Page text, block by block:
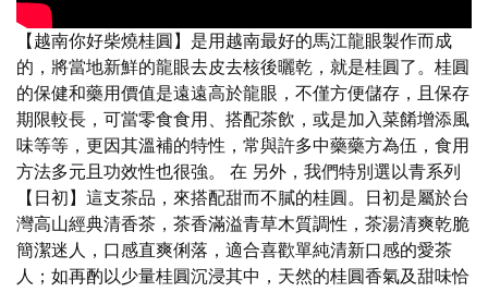
【越南你好柴燒桂圓】是用越南最好的馬江龍眼製作而成
的，將當地新鮮的龍眼去皮去核後曬乾，就是桂圓了。桂圓
的保健和藥用價值是遠遠高於龍眼，不僅方便儲存，且保存
期限較長，可當零食食用、搭配茶飲，或是加入菜餚增添風
味等等，更因其溫補的特性，常與許多中藥藥方為伍，食用
方法多元且功效性也很強。 在 另外，我們特別選以青系列
【日初】這支茶品，來搭配甜而不膩的桂圓。日初是屬於台
灣高山經典清香茶，茶香滿溢青草木質調性，茶湯清爽乾脆
簡潔迷人，口感直爽俐落，適合喜歡單純清新口感的愛茶
人；如再酌以少量桂圓沉浸其中，天然的桂圓香氣及甜味恰